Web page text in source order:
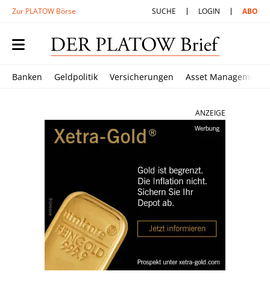
Zur PLATOW Börse SUCHE LOGIN ABO
Banken Geldpolitik Versicherungen Asset Management
ANZEIGE